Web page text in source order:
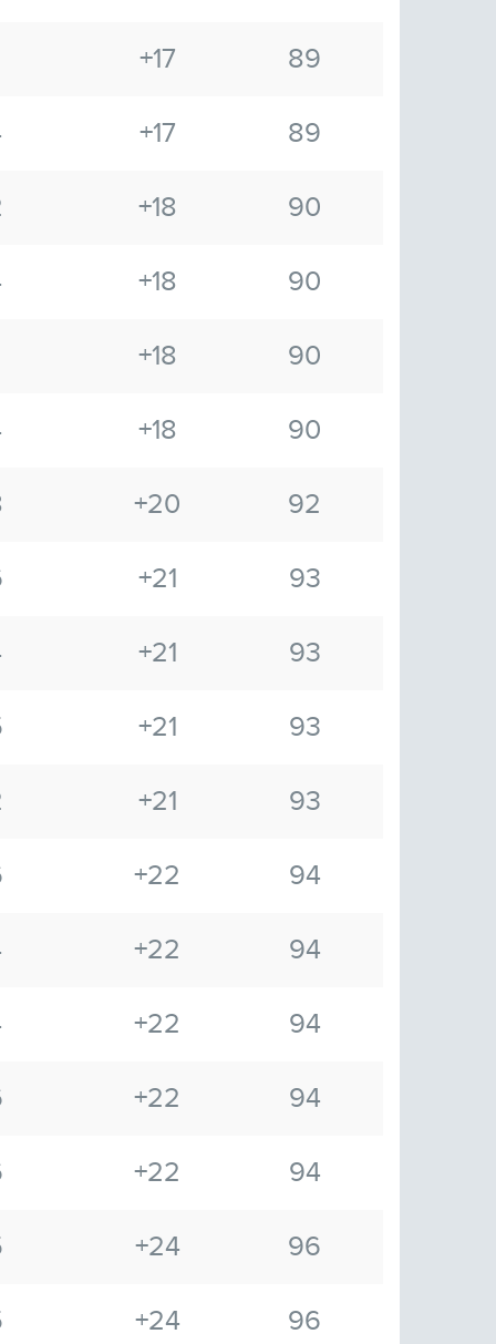
+17 89
+17 89
+18 90
+18 90
+18 90
+18 90
+20 92
+21 93
+21 93
+21 93
+21 93
+22 94
+22 94
+22 94
+22 94
+22 94
+24 96
+24 96